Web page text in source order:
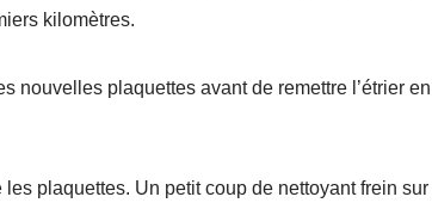
kilomètres.
nouvelles plaquettes avant de remettre l’étrier en
plaquettes. Un petit coup de nettoyant frein